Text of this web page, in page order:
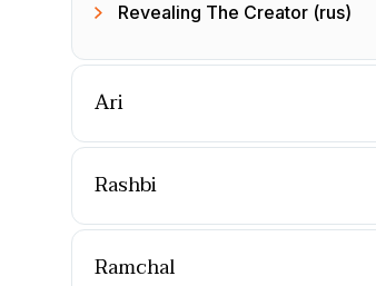
Revealing The Creator (rus)
Ari
Rashbi
Ramchal